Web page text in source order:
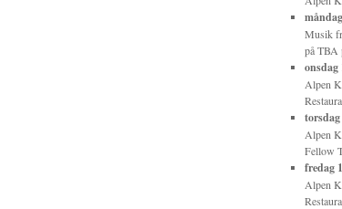
Musik
på TBA
onsdag
Alpen
Alpen
Fellow
fredag
Alpen